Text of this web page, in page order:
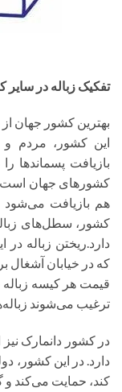
تفکیک زباله در سایر
بهترین کشور جهان
این کشور، مردم و
بازیافت پسماندها
کشورهای جهان
هم بازیافت
کشور، سطل‌های
دارد.ریختن زباله
که در خیابان آشغال
قیمت هر کیسه زباله
ترغیب می‌شوند
در کشور دانمارک
دارد. در این کشور،
کند، حمایت می‌کند و